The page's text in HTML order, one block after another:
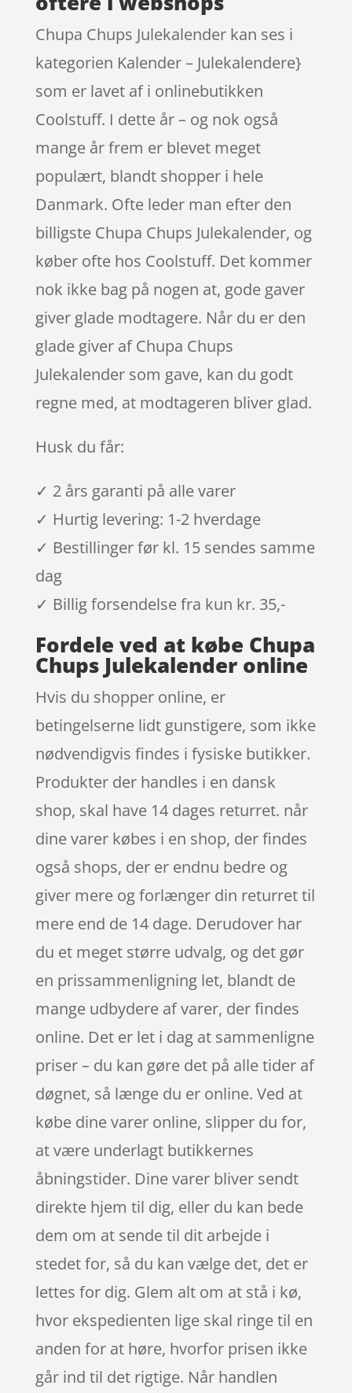
Chupa Chups Julekalender kan ses i
kategorien Kalender – Julekalendere}
som er lavet af i onlinebutikken
Coolstuff. I dette år – og nok også
mange år frem er blevet meget
populært, blandt shopper i hele
Danmark. Ofte leder man efter den
billigste Chupa Chups Julekalender, og
køber ofte hos Coolstuff. Det kommer
nok ikke bag på nogen at, gode gaver
giver glade modtagere. Når du er den
glade giver af Chupa Chups
Julekalender som gave, kan du godt
regne med, at modtageren bliver glad.
Husk du får:
✓ 2 års garanti på alle varer
✓ Hurtig levering: 1-2 hverdage
✓ Bestillinger før kl. 15 sendes samme
dag
✓ Billig forsendelse fra kun kr. 35,-
Fordele ved at købe Chupa
Chups Julekalender online
Hvis du shopper online, er
betingelserne lidt gunstigere, som ikke
nødvendigvis findes i fysiske butikker.
Produkter der handles i en dansk
shop, skal have 14 dages returret. når
dine varer købes i en shop, der findes
også shops, der er endnu bedre og
giver mere og forlænger din returret til
mere end de 14 dage. Derudover har
du et meget større udvalg, og det gør
en prissammenligning let, blandt de
mange udbydere af varer, der findes
online. Det er let i dag at sammenligne
priser – du kan gøre det på alle tider af
døgnet, så længe du er online. Ved at
købe dine varer online, slipper du for,
at være underlagt butikkernes
åbningstider. Dine varer bliver sendt
direkte hjem til dig, eller du kan bede
dem om at sende til dit arbejde i
stedet for, så du kan vælge det, det er
lettes for dig. Glem alt om at stå i kø,
hvor ekspedienten lige skal ringe til en
anden for at høre, hvorfor prisen ikke
går ind til det rigtige. Når handlen